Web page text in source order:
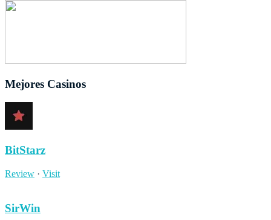
Mejores Casinos
BitStarz
Review · Visit
SirWin